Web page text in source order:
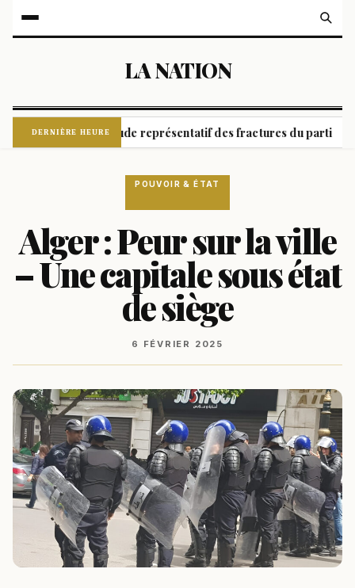
LA NATION
DERNIÈRE HEURE
un coude à coude représentatif des fractures du parti |
POUVOIR & ÉTAT
Alger : Peur sur la ville
– Une capitale sous état
de siège
6 FÉVRIER 2025